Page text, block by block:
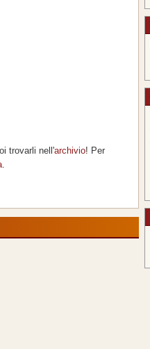
trovarli nell'archivio! Per
.